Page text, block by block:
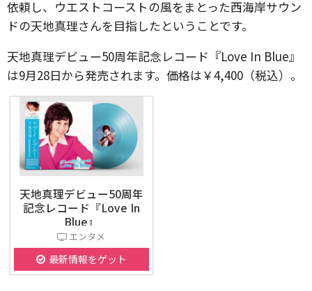
依頼し、ウエストコーストの風をまとった西海岸サウン
ドの天地真理さんを目指したということです。
天地真理デビュー50周年記念レコード『Love In Blue』
は9月28日から発売されます。価格は￥4,400（税込）。
天地真理デビュー50周年
記念レコード『Love In
Blue』
エンタメ
最新情報をゲット